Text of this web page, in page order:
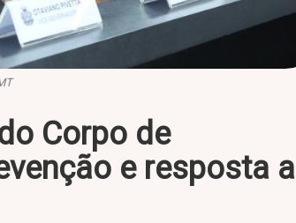
Corpo de
e resposta a